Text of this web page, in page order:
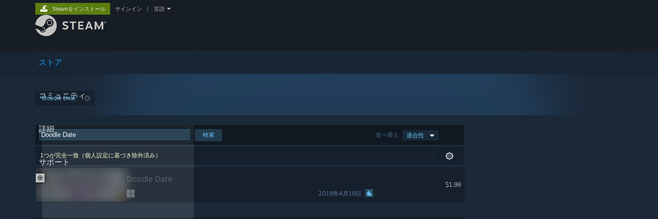
ストア
コミュニティ
詳細
サポート
Steamをインストール サインイン 言語
"Doodle Date"
並べ替え 適合性
検索
1つが完全一致（個人設定に基づき除外済み）
Doodle Date
2018年4月19日
$1.99